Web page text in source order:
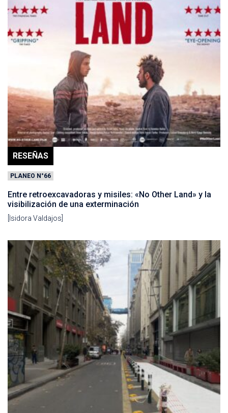
RESEÑAS
PLANEO N°66
Entre retroexcavadoras y misiles: «No Other Land» y la
visibilización de una exterminación
[Isidora Valdajos]